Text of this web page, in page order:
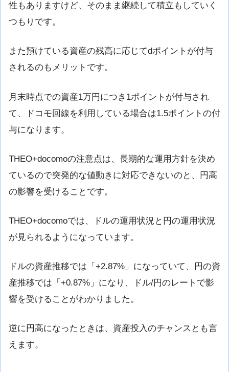
性もありますけど、そのまま継続して積立もしていく
つもりです。
また預けている資産の残高に応じてdポイントが付与
されるのもメリットです。
月末時点での資産1万円につき1ポイントが付与され
て、ドコモ回線を利用している場合は1.5ポイントの付
与になります。
THEO+docomoの注意点は、長期的な運用方針を決め
ているので突発的な値動きに対応できないのと、円高
の影響を受けることです。
THEO+docomoでは、ドルの運用状況と円の運用状況
が見られるようになっています。
ドルの資産推移では「+2.87%」になっていて、円の資
産推移では「+0.87%」になり、ドル/円のレートで影
響を受けることがわかりました。
逆に円高になったときは、資産投入のチャンスとも言
えます。